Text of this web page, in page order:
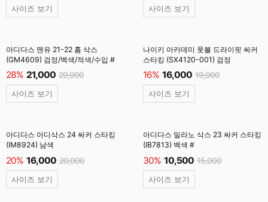
사이즈 보기 사이즈 보기
아디다스 맨유 21-22 홈 삭스
(GM4609) 검정/백색/적색/수입 #
28% 21,000 29,000
사이즈 보기
나이키 아카데미 풋볼 드라이핏 싸커
스타킹 (SX4120-001) 검정
16% 16,000 19,000
사이즈 보기
아디다스 아디삭스 24 싸커 스타킹
(IM8924) 남색
20% 16,000 20,000
사이즈 보기
아디다스 밀라노 삭스 23 싸커 스타킹
(IB7813) 백색 #
30% 10,500 15,000
사이즈 보기